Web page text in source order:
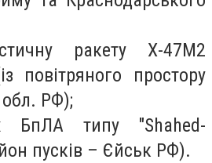
ракету Х-47М2
повітряного простору
обл. РФ);
БпЛА типу "Shahed-
пусків – Єйськ РФ).